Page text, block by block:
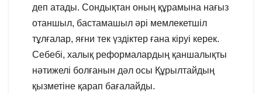
деп атады. Сондықтан оның құрамына нағыз
отаншыл, бастамашыл әрі мемлекетшіл
тұлғалар, яғни тек үздіктер ғана кіруі керек.
Себебі, халық реформалардың қаншалықты
нәтижелі болғанын дәл осы Құрылтайдың
қызметіне қарап бағалайды.